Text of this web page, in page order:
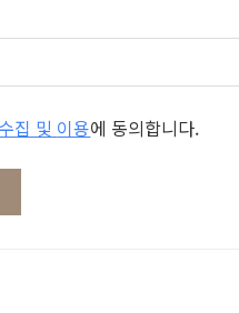
개인정보 수집 및 이용에 동의합니다.